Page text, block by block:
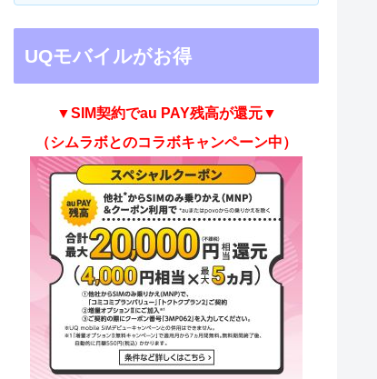
UQモバイルがお得
▼SIM契約でau PAY残高が還元▼
（シムラボとのコラボキャンペーン中）